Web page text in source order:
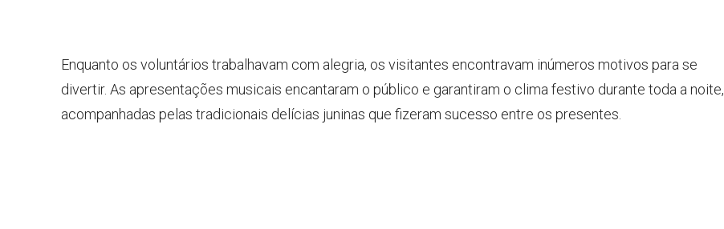
Enquanto os voluntários trabalhavam com alegria, os visitantes encontravam inúmeros motivos para se
divertir. As apresentações musicais encantaram o público e garantiram o clima festivo durante toda a noite,
acompanhadas pelas tradicionais delícias juninas que fizeram sucesso entre os presentes.